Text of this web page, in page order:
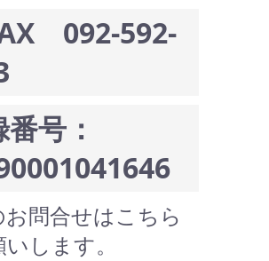
092-592-
号：
お問合せはこちら
します。